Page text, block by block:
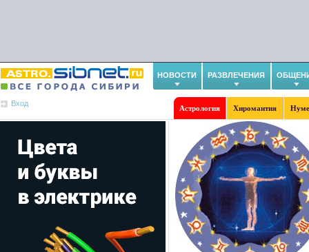
НОВОСТИ РАЗВЛЕЧЕНИЯ
Вход
Астрология Хиромантия